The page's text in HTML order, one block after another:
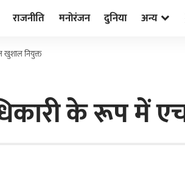
राजनीति मनोरंजन दुनिया अन्य
खुशाल नियुक्त
के रूप में